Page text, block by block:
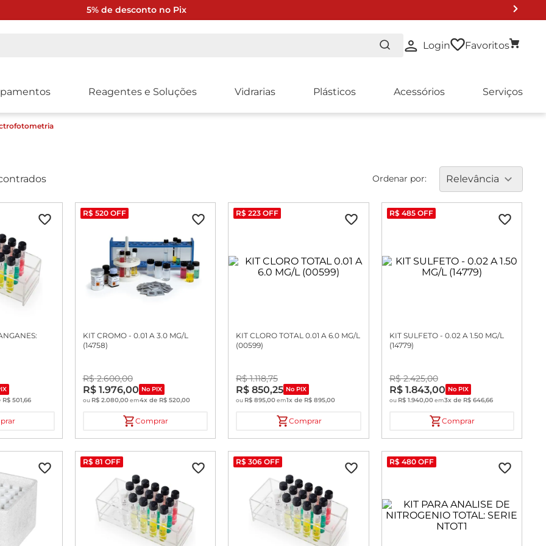
5% de desconto no Pix
Login Favoritos
Reagentes e Soluções Vidrarias Plásticos Acessórios Serviços
Ordenar por: Relevância
R$ 501,66
R$ 520OFF
KIT CROMO - 0.01 A 3.0 MG/L
(14758)
R$ 2.600,00
R$ 1.976,00 No PIX
ou R$ 2.080,00em4x de R$ 520,00
Comprar
R$ 223 OFF
KIT CLORO TOTAL 0.01 A 6.0 MG/L
(00599)
R$ 1.118,75
R$ 850,25 No PIX
ou R$ 895,00em1x de R$ 895,00
Comprar
R$ 485OFF
KIT SULFETO - 0.02 A 1.50 MG/L
(14779)
R$ 2.425,00
R$ 1.843,00 No PIX
ou R$ 1.940,00em3x de R$ 646,66
Comprar
R$ 81 OFF R$ 306 OFF R$ 480OFF